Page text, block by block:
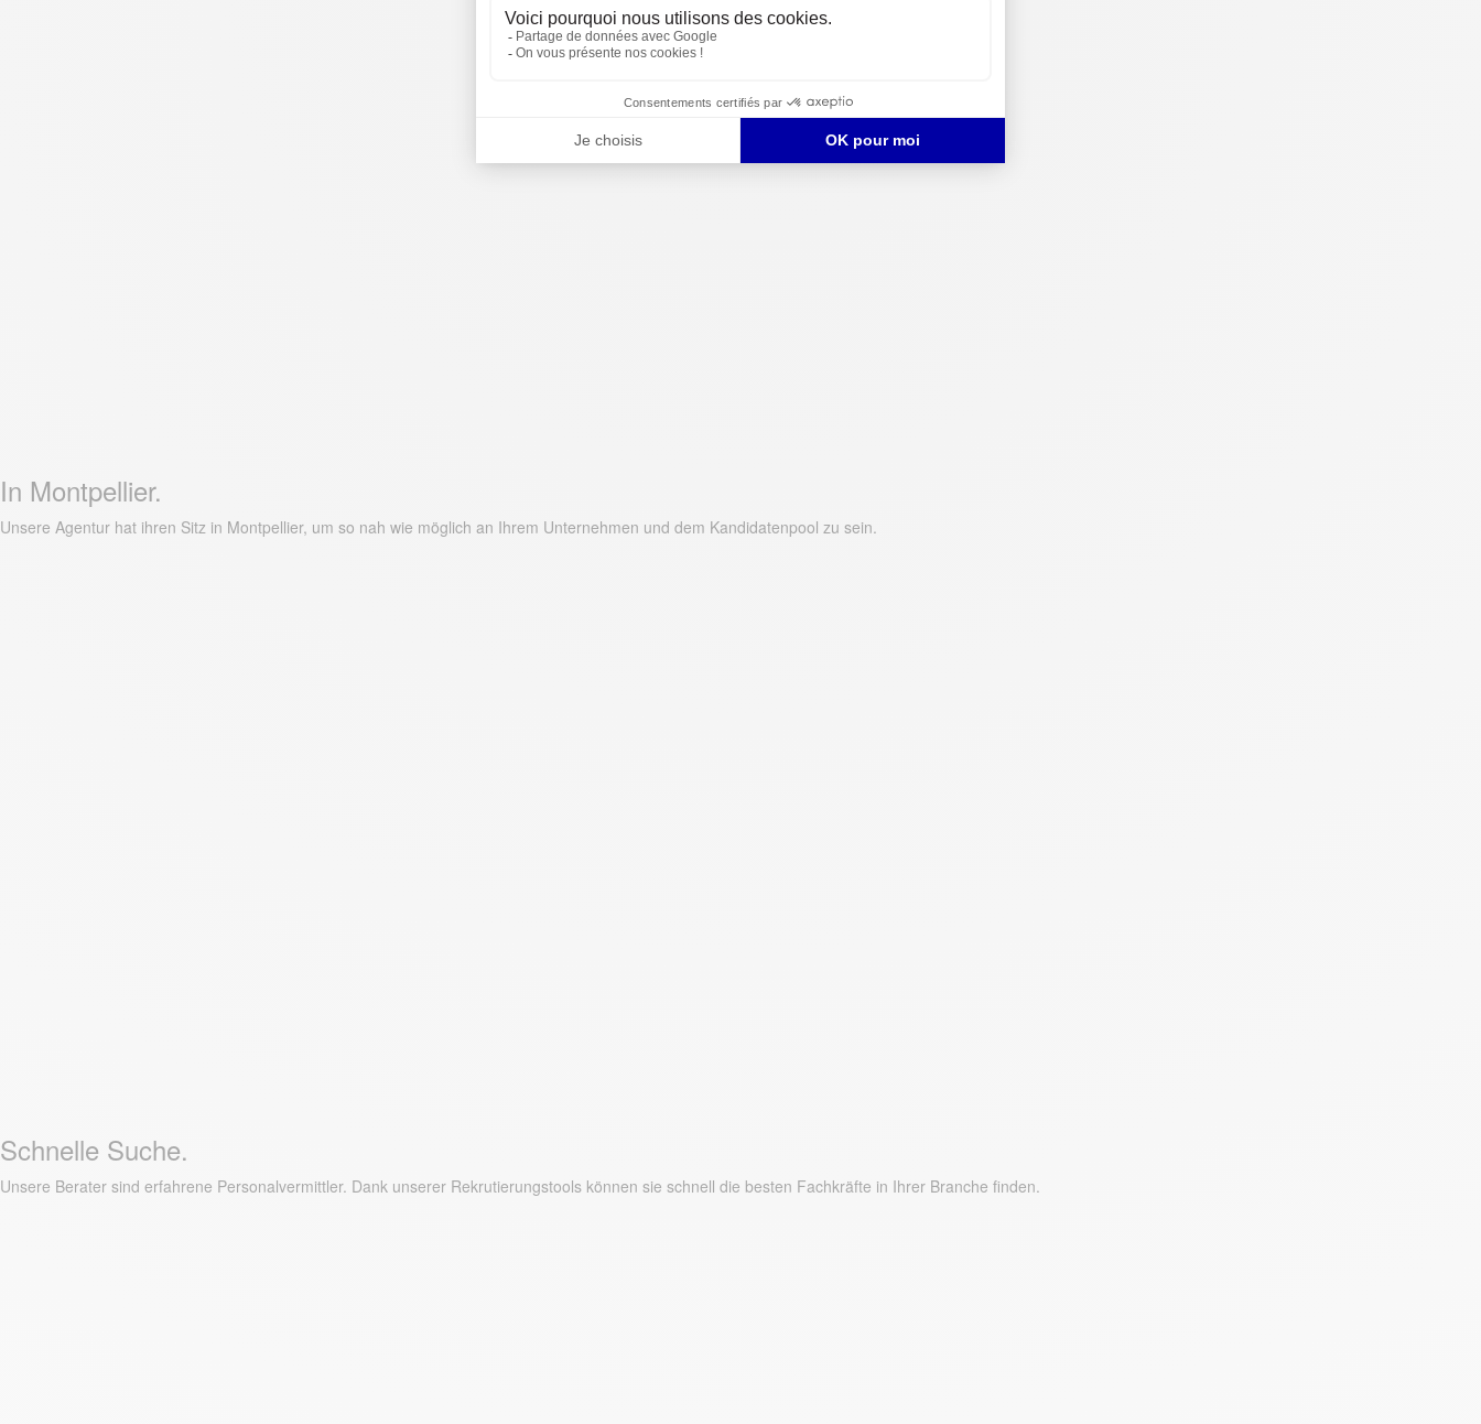
In Montpellier.
Unsere Agentur hat ihren Sitz in Montpellier, um so nah wie möglich an Ihrem Unternehmen und dem Kandidatenpool zu sein.
Schnelle Suche.
Unsere Berater sind erfahrene Personalvermittler. Dank unserer Rekrutierungstools können sie schnell die besten Fachkräfte in Ihrer Branche finden.